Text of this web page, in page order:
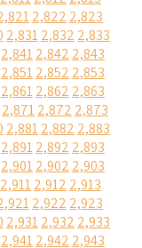
2,822 2,823
2,8312,832 2,833
2,8412,842 2,843
2,8512,852 2,853
2,8612,862 2,863
2,8712,872 2,873
2,8812,882 2,883
2,8912,892 2,893
2,9012,902 2,903
2,9112,912 2,913
2,922 2,923
2,9312,932 2,933
2,9412,942 2,943